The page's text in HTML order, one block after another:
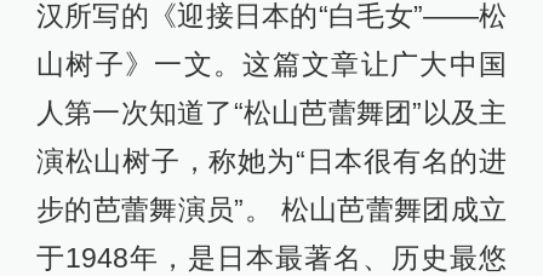
汉所写的《迎接日本的“白毛女”——松
山树子》一文。这篇文章让广大中国
人第一次知道了“松山芭蕾舞团”以及主
演松山树子，称她为“日本很有名的进
步的芭蕾舞演员”。 松山芭蕾舞团成立
于1948年，是日本最著名、历史最悠